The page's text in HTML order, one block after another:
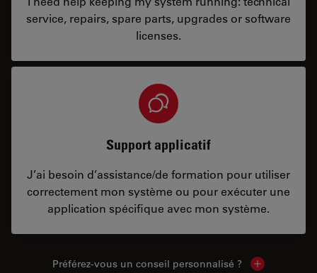
service, repairs, spare parts, upgrades or software
licenses.
Support applicatif
J’ai besoin d’assistance/de formation pour utiliser
correctement mon système ou pour exécuter une
application spécifique avec mon système.
Préférez-vous un conseil personnalisé ? Show local